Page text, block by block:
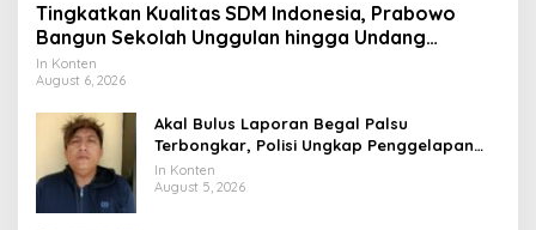
Tingkatkan Kualitas SDM Indonesia, Prabowo
Bangun Sekolah Unggulan hingga Undang
Universitas Terbaik Dunia
In Konten
August 6, 2026
Akal Bulus Laporan Begal Palsu
Terbongkar, Polisi Ungkap Penggelapan
Uang Perusahaan untuk Crypto
In Konten
August 5, 2026